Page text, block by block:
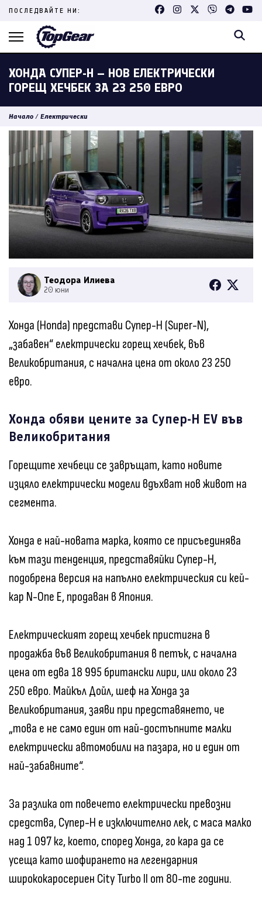
Skip
content
ПОСЛЕДВАЙТЕ НИ:
ХОНДА СУПЕР-Н – НОВ ЕЛЕКТРИЧЕСКИ
ГОРЕЩ ХЕЧБЕК ЗА 23 250 ЕВРО
Начало / Електрически
Теодора Илиева
20 юни
Хонда (Honda) представи Супер-Н (Super-N),
„забавен“ електрически горещ хечбек, във
Великобритания, с начална цена от около 23 250
евро.
Хонда обяви цените за Супер-Н EV във
Великобритания
Горещите хечбеци се завръщат, като новите
изцяло електрически модели вдъхват нов живот на
сегмента.
Хонда е най-новата марка, която се присъединява
към тази тенденция, представяйки Супер-Н,
подобрена версия на напълно електрическия си кей-
кар N-One E, продаван в Япония.
Електрическият горещ хечбек пристигна в
продажба във Великобритания в петък, с начална
цена от едва 18 995 британски лири, или около 23
250 евро. Майкъл Дойл, шеф на Хонда за
Великобритания, заяви при представянето, че
„това е не само един от най-достъпните малки
електрически автомобили на пазара, но и един от
най-забавните“.
За разлика от повечето електрически превозни
средства, Супер-Н е изключително лек, с маса малко
над 1 097 кг, което, според Хонда, го кара да се
усеща като шофирането на легендарния
ширококаросериен City Turbo II от 80-те години.